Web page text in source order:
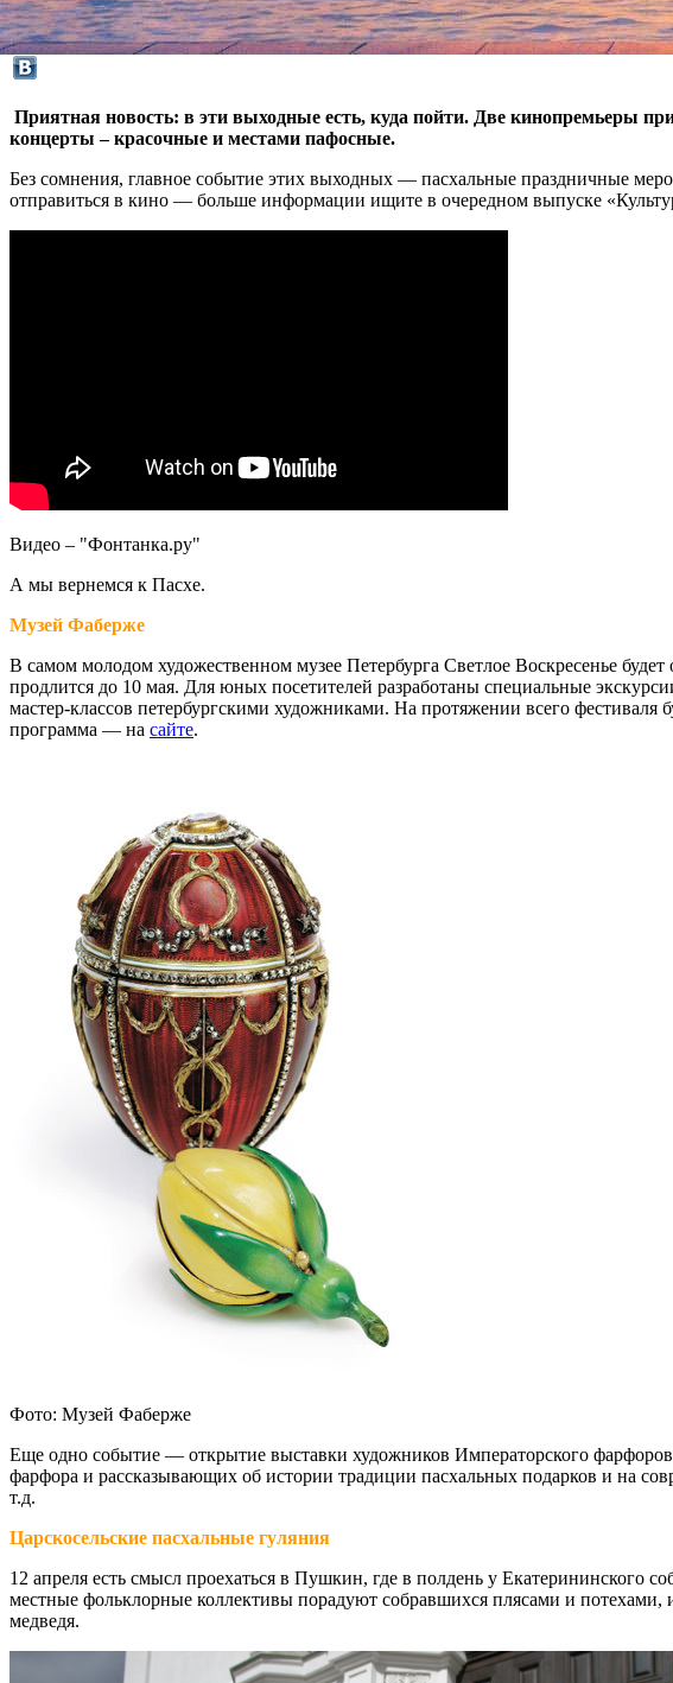
Приятная новость: в эти выходные есть, куда пойти. Две кинопремьеры
концерты – красочные и местами пафосные.
Без сомнения, главное событие этих выходных — пасхальные праздничные
отправиться в кино — больше информации ищите в очередном выпуске
Видео – "Фонтанка.ру"
А мы вернемся к Пасхе.
Музей Фаберже
В самом молодом художественном музее Петербурга Светлое Воскресенье
продлится до 10 мая. Для юных посетителей разработаны специальные
мастер-классов петербургскими художниками. На протяжении всего фестиваля
программа — на сайте.
Фото: Музей Фаберже
Еще одно событие — открытие выставки художников Императорского
фарфора и рассказывающих об истории традиции пасхальных подарков и на
т.д.
Царскосельские пасхальные гуляния
12 апреля есть смысл проехаться в Пушкин, где в полдень у Екатерининского
местные фольклорные коллективы порадуют собравшихся плясами и
медведя.